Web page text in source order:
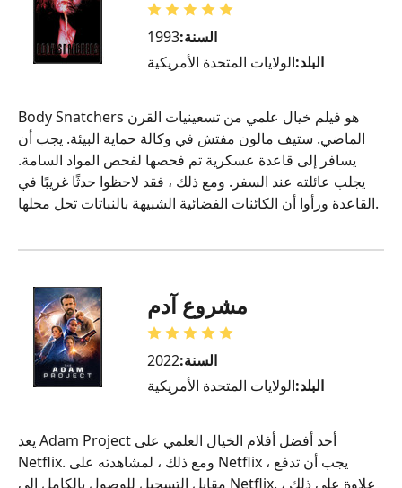
السنة:1993
البلد:الولايات المتحدة الأمريكية
Body Snatchers هو فيلم خيال علمي من تسعينيات القرن
الماضي. ستيف مالون مفتش في وكالة حماية البيئة. يجب أن
يسافر إلى قاعدة عسكرية تم فحصها لفحص المواد السامة.
يجلب عائلته عند السفر. ومع ذلك ، فقد لاحظوا حدثًا غريبًا في
القاعدة ورأوا أن الكائنات الفضائية الشبيهة بالنباتات تحل محلها.
مشروع آدم
السنة:2022
البلد:الولايات المتحدة الأمريكية
يعد Adam Project أحد أفضل أفلام الخيال العلمي على
Netflix. ومع ذلك ، لمشاهدته على Netflix ، يجب أن تدفع
مقابل التسجيل للوصول بالكامل إلى Netflix. علاوة على ذلك ،